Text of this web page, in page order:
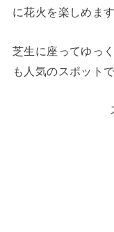
に花火を楽しめます
芝生に座ってゆっ
も人気のスポットで